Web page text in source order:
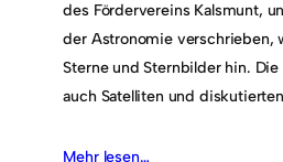
des Fördervereins Kalsmunt,
der Astronomie verschrieben,
Sterne und Sternbilder hin. Die
auch Satelliten und
Mehr lesen…